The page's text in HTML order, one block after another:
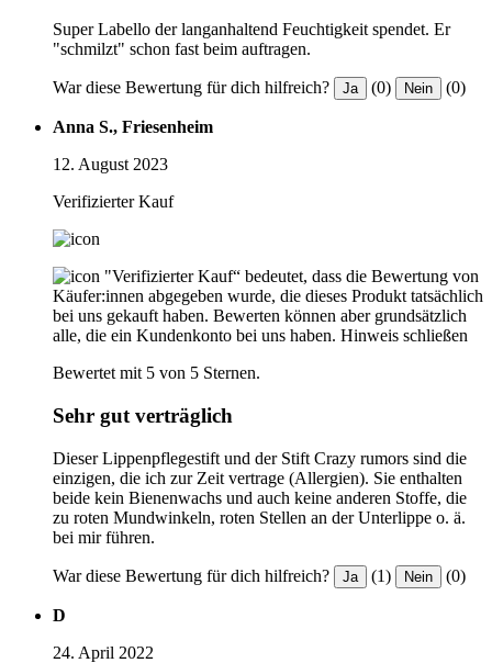
Super Labello der langanhaltend Feuchtigkeit spendet. Er
"schmilzt" schon fast beim auftragen.
War diese Bewertung für dich hilfreich? Ja (0) Nein (0)
Anna S., Friesenheim
12. August 2023
Verifizierter Kauf
"Verifizierter Kauf“ bedeutet, dass die Bewertung von
Käufer:innen abgegeben wurde, die dieses Produkt tatsächlich
bei uns gekauft haben. Bewerten können aber grundsätzlich
alle, die ein Kundenkonto bei uns haben. Hinweis schließen
Bewertet mit 5 von 5 Sternen.
Sehr gut verträglich
Dieser Lippenpflegestift und der Stift Crazy rumors sind die
einzigen, die ich zur Zeit vertrage (Allergien). Sie enthalten
beide kein Bienenwachs und auch keine anderen Stoffe, die
zu roten Mundwinkeln, roten Stellen an der Unterlippe o. ä.
bei mir führen.
War diese Bewertung für dich hilfreich? Ja (1) Nein (0)
D
24. April 2022